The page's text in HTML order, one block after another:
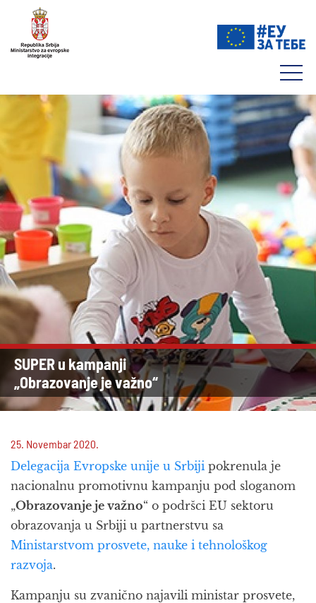
SUPER u kampanji
„Obrazovanje je važno“
25. Novembar 2020.
Delegacija Evropske unije u Srbijipokrenula je
nacionalnu promotivnu kampanju pod sloganom
„Obrazovanje je važno“ o podršci EU sektoru
obrazovanja u Srbiji u partnerstvu sa
Ministarstvom prosvete, nauke i tehnološkog
razvoja.
Kampanju su zvanično najavili ministar prosvete,